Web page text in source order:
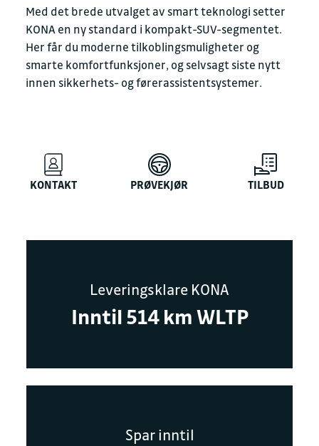
Med det brede utvalget av smart teknologi setter
KONA en ny standard i kompakt-SUV-segmentet.
Her får du moderne tilkoblingsmuligheter og
smarte komfortfunksjoner, og selvsagt siste nytt
innen sikkerhets- og førerassistentsystemer.
KONTAKT PRØVEKJØR TILBUD
Leveringsklare KONA
Inntil 514 km WLTP
Spar inntil